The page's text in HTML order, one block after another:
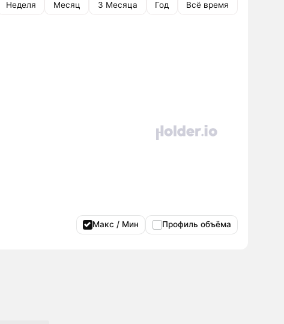
Неделя Месяц 3 Месяца Год Всё время
Макс / Мин Профиль объёма